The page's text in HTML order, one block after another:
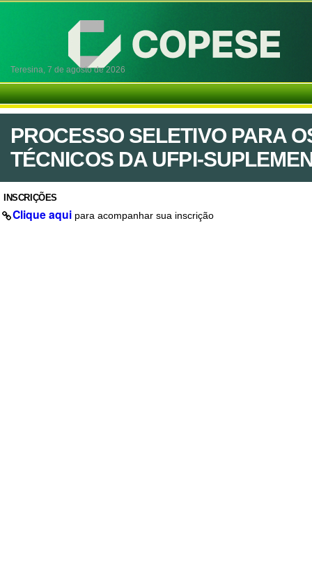
Teresina, 7 de agosto de 2026
PROCESSO SELETIVO PARA
TÉCNICOS DA UFPI-
INSCRIÇÕES
Clique aqui para acompanhar sua inscrição